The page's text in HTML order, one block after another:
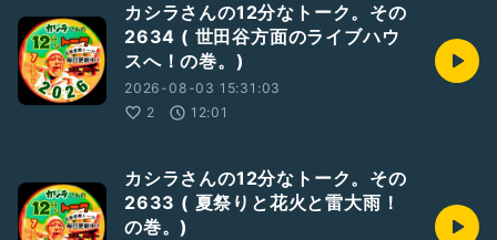
カシラさんの12分なトーク。その
2634 ( 世田谷方面のライブハウ
スへ！の巻。)
2026-08-03 15:31:03
2
12:01
カシラさんの12分なトーク。その
2633 ( 夏祭りと花火と雷大雨！
の巻。)